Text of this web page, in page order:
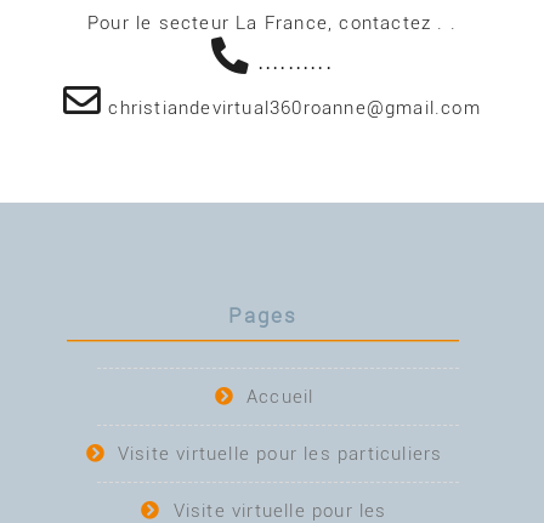
Pour le secteur La France, contactez . .
..........
christiandevirtual360roanne@gmail.com
Pages
Accueil
Visite virtuelle pour les particuliers
Visite virtuelle pour les